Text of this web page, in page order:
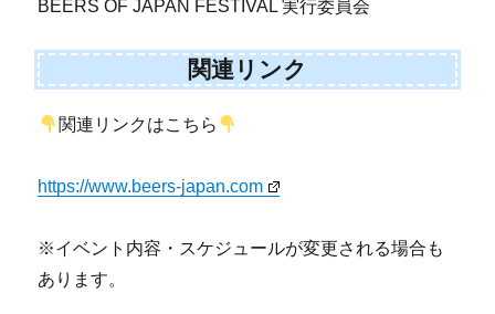
BEERS OF JAPAN FESTIVAL 実行委員会
関連リンク
関連リンクはこちら
https://www.beers-japan.com
※イベント内容・スケジュールが変更される場合も
あります。